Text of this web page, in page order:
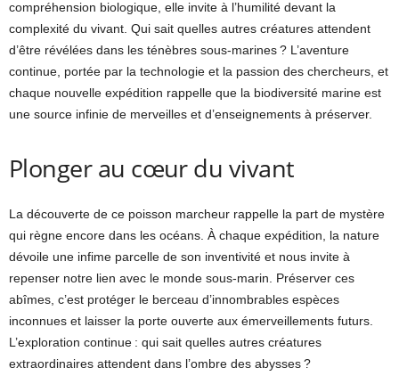
compréhension biologique, elle invite à l’humilité devant la
complexité du vivant. Qui sait quelles autres créatures attendent
d’être révélées dans les ténèbres sous-marines ? L’aventure
continue, portée par la technologie et la passion des chercheurs, et
chaque nouvelle expédition rappelle que la biodiversité marine est
une source infinie de merveilles et d’enseignements à préserver.
Plonger au cœur du vivant
La découverte de ce poisson marcheur rappelle la part de mystère
qui règne encore dans les océans. À chaque expédition, la nature
dévoile une infime parcelle de son inventivité et nous invite à
repenser notre lien avec le monde sous-marin. Préserver ces
abîmes, c’est protéger le berceau d’innombrables espèces
inconnues et laisser la porte ouverte aux émerveillements futurs.
L’exploration continue : qui sait quelles autres créatures
extraordinaires attendent dans l’ombre des abysses ?